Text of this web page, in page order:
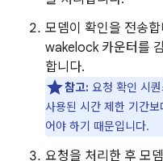
모뎀이 확인을 전송
wakelock 카운터를
합니다.
참고: 요청 확인 시
사용된 시간 제한 기간
어야 하기 때문입니다.
요청을 처리한 후 모